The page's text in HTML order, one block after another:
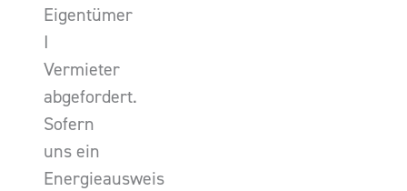
Eigentümer
I
Vermieter
abgefordert.
Sofern
uns ein
Energieausweis